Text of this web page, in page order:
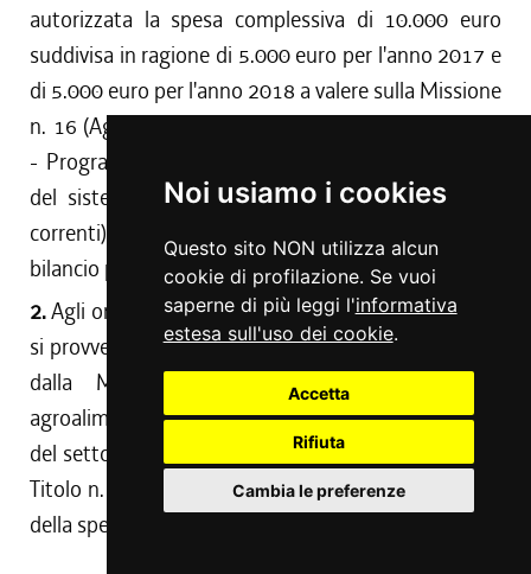
Noi usiamo i cookies
Questo sito NON utilizza alcun
cookie di profilazione. Se vuoi
saperne di più leggi l'informativa
estesa sull'uso dei cookie.
Accetta
Rifiuta
Cambia le preferenze
autorizzata la spesa complessiva di 10.000 euro
suddivisa in ragione di 5.000 euro per l'anno 2017 e
di 5.000 euro per l'anno 2018 a valere sulla Missione
n. 16 (Agricoltura, politiche agroalimentari e pesca)
- Programma n. 1 (Sviluppo del settore agricolo e
del sistema agroalimentare) - Titolo n. 1 (Spese
correnti) dello stato di previsione della spesa del
bilancio per gli anni 2017-2019.
2.Agli oneri derivanti dal disposto di cui al comma 1
si provvede mediante prelevamento di pari importo
dalla Missione n. 16 (Agricoltura, politiche
agroalimentari e pesca) - Programma n. 1 (Sviluppo
del settore agricolo e del sistema agroalimentare) -
Titolo n. 1 (Spese correnti) dello stato di previsione
della spesa del bilancio per gli anni 2017-2019.